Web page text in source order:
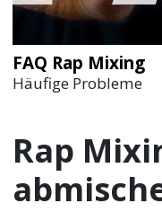
FAQ Rap Mixing
Häufige Probleme
Rap